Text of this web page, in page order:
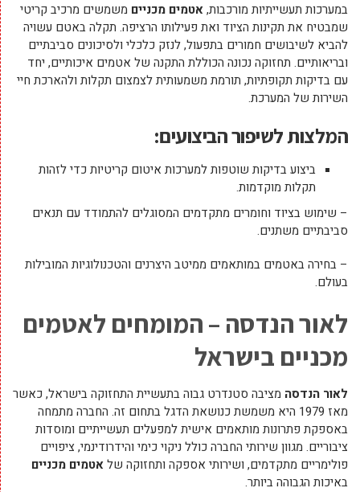
במערכות תעשייתיות מורכבות,אטמים מכניים משמשים מרכיב קריטי
שמבטיח את תקינות הציוד ואת פעילותו הרציפה. תקלה באטם עשויה
להביא לשיבושים חמורים בתפעול, לנזק כלכלי ולסיכונים סביבתיים
ובריאותיים. תחזוקה נכונה הכוללת התקנה של אטמים איכותיים, יחד
עם בדיקות תקופתיות, תורמת משמעותית לצמצום תקלות ולהארכת חיי
השירות של המערכת.
המלצות לשיפור הביצועים:
ביצוע בדיקות שוטפות למערכות איטום קריטיות כדי לזהות
תקלות מוקדמות.
– שימוש בציוד וחומרים מתקדמים המסוגלים להתמודד עם תנאים
סביבתיים משתנים.
– בחירה באטמים במותאמים ממיטב היצרנים והטכנולוגיות המובילות
בעולם.
לאור הנדסה – המומחים לאטמים
מכניים בישראל
לאור הנדסה מציבה סטנדרט גבוה בתעשיית התחזוקה בישראל, כאשר
מאז 1979 היא משמשת כנושאת הדגל בתחום זה. החברה מתמחה
באספקת פתרונות מותאמים אישית למפעלים תעשייתיים ומוסדות
ציבוריים. מגוון שירותי החברה כולל ניקוי כימי והידרודינמי, ציפויים
פולימריים מתקדמים, ושירותי אספקה ותחזוקה שלאטמים מכניים
באיכות הגבוהה ביותר.